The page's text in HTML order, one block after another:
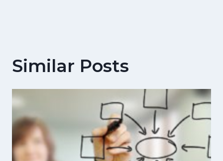
Similar Posts